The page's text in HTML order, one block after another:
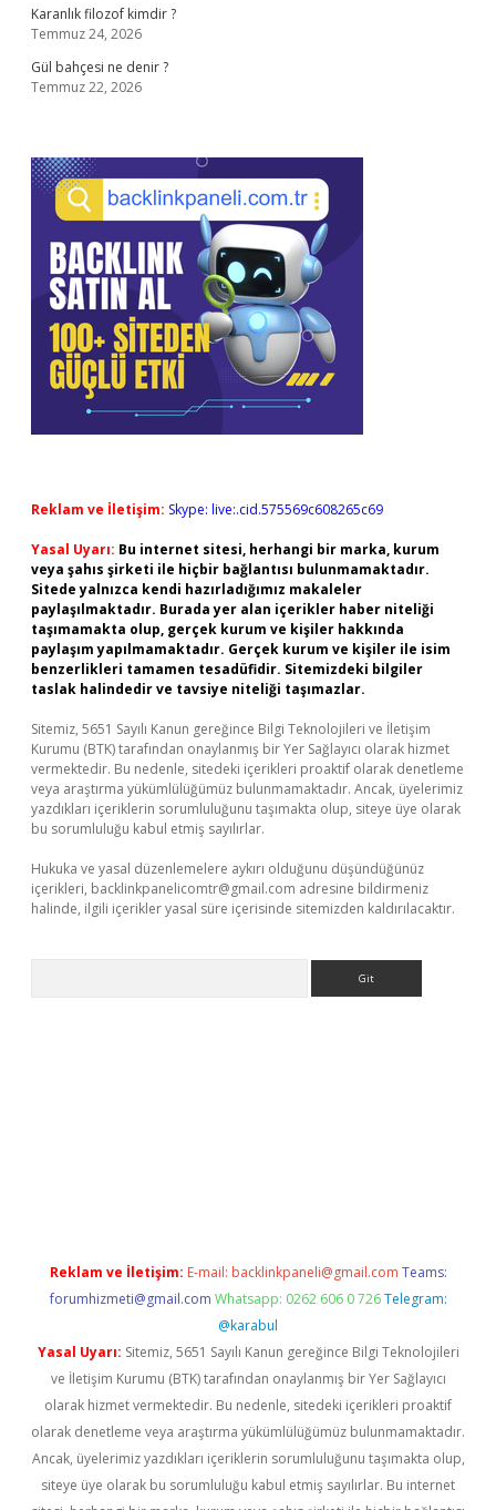
Karanlık filozof kimdir ?
Temmuz 24, 2026
Gül bahçesi ne denir ?
Temmuz 22, 2026
Reklam ve İletişim: Skype: live:.cid.575569c608265c69
Yasal Uyarı: Bu internet sitesi, herhangi bir marka, kurum
veya şahıs şirketi ile hiçbir bağlantısı bulunmamaktadır.
Sitede yalnızca kendi hazırladığımız makaleler
paylaşılmaktadır. Burada yer alan içerikler haber niteliği
taşımamakta olup, gerçek kurum ve kişiler hakkında
paylaşım yapılmamaktadır. Gerçek kurum ve kişiler ile isim
benzerlikleri tamamen tesadüfidir. Sitemizdeki bilgiler
taslak halindedir ve tavsiye niteliği taşımazlar.
Sitemiz, 5651 Sayılı Kanun gereğince Bilgi Teknolojileri ve İletişim
Kurumu (BTK) tarafından onaylanmış bir Yer Sağlayıcı olarak hizmet
vermektedir. Bu nedenle, sitedeki içerikleri proaktif olarak denetleme
veya araştırma yükümlülüğümüz bulunmamaktadır. Ancak, üyelerimiz
yazdıkları içeriklerin sorumluluğunu taşımakta olup, siteye üye olarak
bu sorumluluğu kabul etmiş sayılırlar.
Hukuka ve yasal düzenlemelere aykırı olduğunu düşündüğünüz
içerikleri, backlinkpanelicomtr@gmail.com adresine bildirmeniz
halinde, ilgili içerikler yasal süre içerisinde sitemizden kaldırılacaktır.
Reklam ve İletişim: E-mail: backlinkpaneli@gmail.com Teams:
forumhizmeti@gmail.com Whatsapp: 0262 606 0 726 Telegram:
@karabul
Yasal Uyarı: Sitemiz, 5651 Sayılı Kanun gereğince Bilgi Teknolojileri
ve İletişim Kurumu (BTK) tarafından onaylanmış bir Yer Sağlayıcı
olarak hizmet vermektedir. Bu nedenle, sitedeki içerikleri proaktif
olarak denetleme veya araştırma yükümlülüğümüz bulunmamaktadır.
Ancak, üyelerimiz yazdıkları içeriklerin sorumluluğunu taşımakta olup,
siteye üye olarak bu sorumluluğu kabul etmiş sayılırlar. Bu internet